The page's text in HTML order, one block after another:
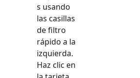
s usando
las casillas
de filtro
rápido a la
izquierda.
Haz clic en